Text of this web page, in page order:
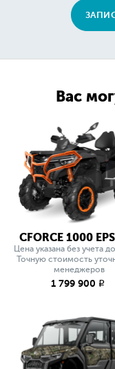
Вас
CFORCE 1000
Цена указана без учета
Точную стоимость
менеджеров
1 799 900 q